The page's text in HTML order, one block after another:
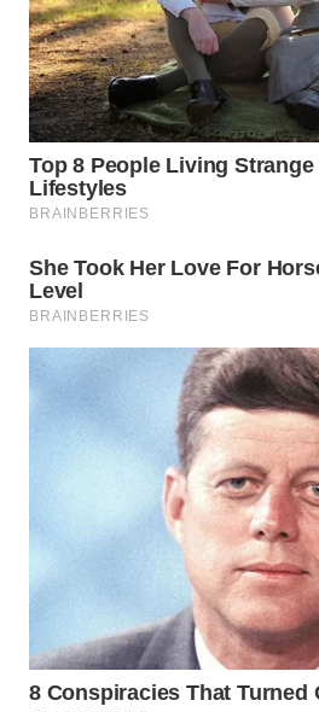
BINJAI
WN
CIREBON
WN
INDRAMAYU
KUNINGAN
MAJALENGKA
SUKABUMI
PURWAKARTA
WN